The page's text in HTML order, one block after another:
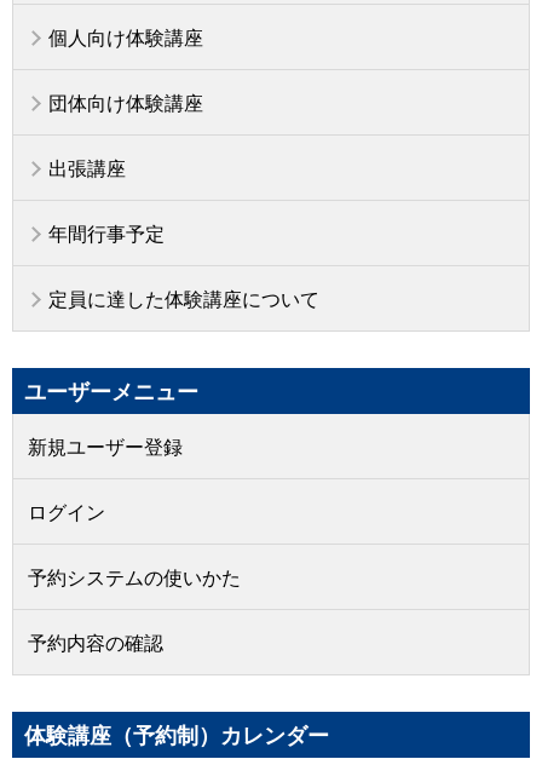
個人向け体験講座
団体向け体験講座
出張講座
年間行事予定
定員に達した体験講座について
ユーザーメニュー
新規ユーザー登録
ログイン
予約システムの使いかた
予約内容の確認
体験講座（予約制）カレンダー